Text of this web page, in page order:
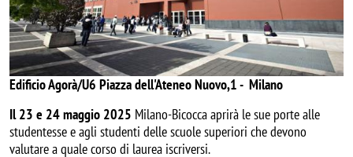
Edificio Agorà/U6 Piazza dell'Ateneo Nuovo,1 - Milano
Il 23 e 24 maggio 2025 Milano-Bicocca aprirà le sue porte alle
studentesse e agli studenti delle scuole superiori che devono
valutare a quale corso di laurea iscriversi.